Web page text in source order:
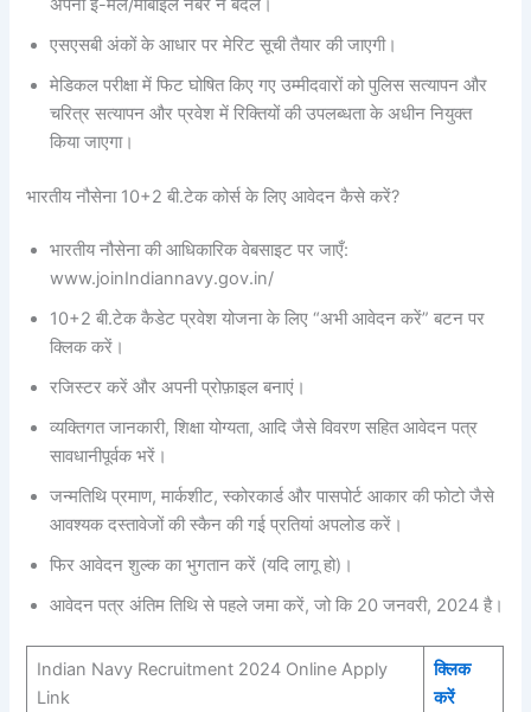
अपना ई-मेल/मोबाइल नंबर न बदलें।
एसएसबी अंकों के आधार पर मेरिट सूची तैयार की जाएगी।
मेडिकल परीक्षा में फिट घोषित किए गए उम्मीदवारों को पुलिस सत्यापन और
चरित्र सत्यापन और प्रवेश में रिक्तियों की उपलब्धता के अधीन नियुक्त
किया जाएगा।
भारतीय नौसेना 10+2 बी.टेक कोर्स के लिए आवेदन कैसे करें?
भारतीय नौसेना की आधिकारिक वेबसाइट पर जाएँ:
www.joinIndiannavy.gov.in/
10+2 बी.टेक कैडेट प्रवेश योजना के लिए “अभी आवेदन करें” बटन पर
क्लिक करें।
रजिस्टर करें और अपनी प्रोफ़ाइल बनाएं।
व्यक्तिगत जानकारी, शिक्षा योग्यता, आदि जैसे विवरण सहित आवेदन पत्र
सावधानीपूर्वक भरें।
जन्मतिथि प्रमाण, मार्कशीट, स्कोरकार्ड और पासपोर्ट आकार की फोटो जैसे
आवश्यक दस्तावेजों की स्कैन की गई प्रतियां अपलोड करें।
फिर आवेदन शुल्क का भुगतान करें (यदि लागू हो)।
आवेदन पत्र अंतिम तिथि से पहले जमा करें, जो कि 20 जनवरी, 2024 है।
Indian Navy Recruitment 2024 Online Apply
Link
क्लिक
करें